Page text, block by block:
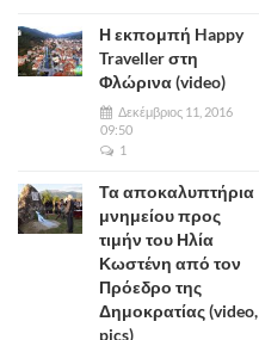
Η εκπομπή Happy
Traveller στη
Φλώρινα (video)
Δεκέμβριος 11, 2016
09:50
1
Τα αποκαλυπτήρια
μνημείου προς
τιμήν του Ηλία
Κωστένη από τον
Πρόεδρο της
Δημοκρατίας (video,
pics)